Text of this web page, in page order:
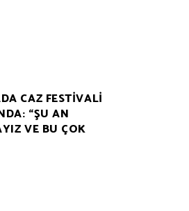
CAZ FESTİVALİ
“ŞU AN
VE BU ÇOK